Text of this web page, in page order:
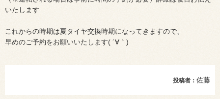
いたします
これからの時期は夏タイヤ交換時期になってきますので、
早めのご予約をお願いいたします( ´∀｀)
投稿者： 佐藤